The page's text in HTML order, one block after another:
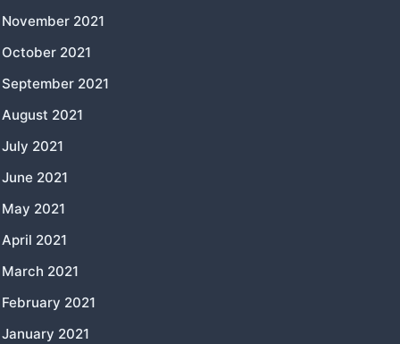
November 2021
October 2021
September 2021
August 2021
July 2021
June 2021
May 2021
April 2021
March 2021
February 2021
January 2021